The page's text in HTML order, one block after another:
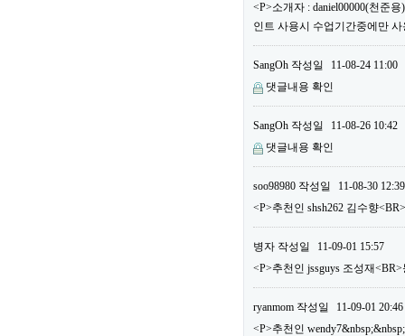
<P>소개자 : daniel00000(천준
인트 사용시 수업기간중에만
SangOh 작성일
11-08-24 11:00
댓글내용 확인
SangOh 작성일
11-08-26 10:42
댓글내용 확인
soo98980 작성일
11-08-30 12:39
<P>추천인 shsh262 김수향
병자 작성일
11-09-01 15:57
<P>추천인 jssguys 조성재
ryanmom 작성일
11-09-01 20:46
<P>추천인